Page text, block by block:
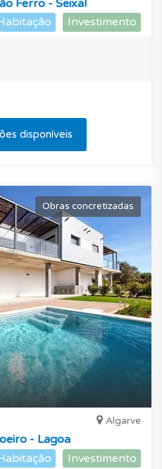
Ferro - Seixal
Investimento
disponíveis
Obras concretizadas
Algarve
- Lagoa
Investimento